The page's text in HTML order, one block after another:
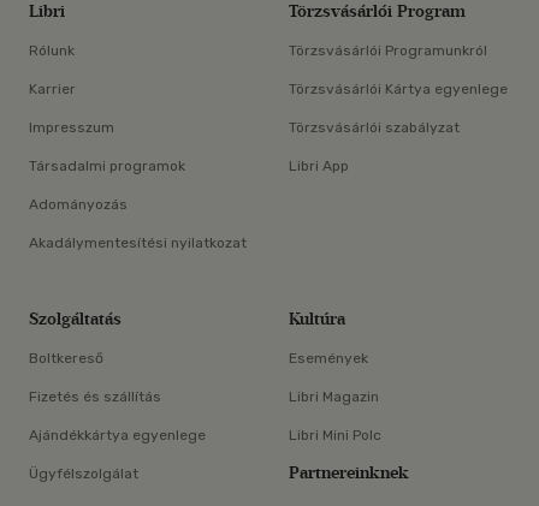
Libri
Rólunk
Karrier
Impresszum
Társadalmi programok
Adományozás
Akadálymentesítési nyilatkozat
Törzsvásárlói Program
Törzsvásárlói Programunkról
Törzsvásárlói Kártya egyenlege
Törzsvásárlói szabályzat
Libri App
Szolgáltatás
Boltkereső
Fizetés és szállítás
Ajándékkártya egyenlege
Ügyfélszolgálat
Kultúra
Események
Libri Magazin
Libri Mini Polc
Partnereinknek